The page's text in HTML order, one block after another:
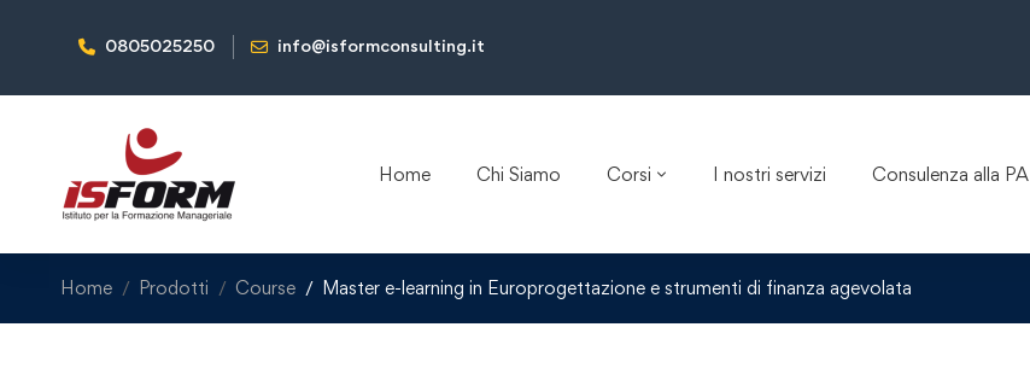
0805025250 info@isformconsulting.it
Home Chi Siamo Corsi I nostri servizi Consulenza alla PA
Home Prodotti Course Master e-learning in Europrogettazione e strumenti di finanza agevolata